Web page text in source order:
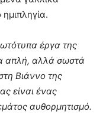
έργα της
απλή, αλλά σωστά
Βιάννο της
είναι ένας
αυθορμητισμό.